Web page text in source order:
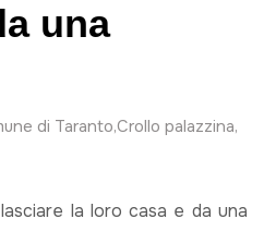
una
di Taranto,Crollo palazzina,
la loro casa e da una